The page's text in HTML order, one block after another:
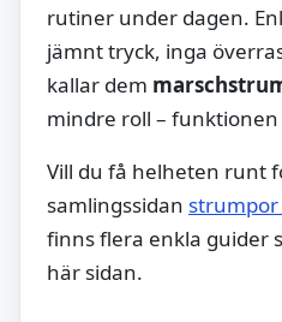
rutiner under dagen.
jämnt tryck, inga
kallar dem
mindre roll –
Vill du få helheten runt
samlingssidan
finns flera enkla guider
här sidan.